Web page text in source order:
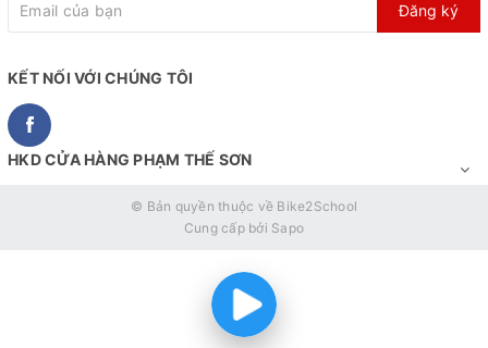
Đăng ký
KẾT NỐI VỚI CHÚNG TÔI
HKD CỬA HÀNG PHẠM THẾ SƠN
© Bản quyền thuộc về Bike2School
Cung cấp bởi Sapo